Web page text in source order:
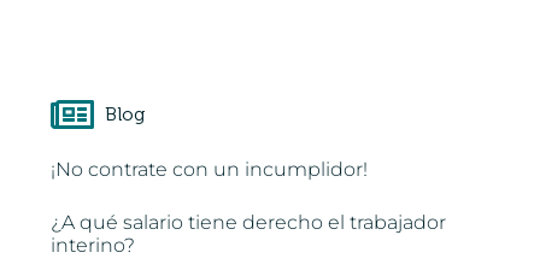
Blog
¡No contrate con un incumplidor!
¿A qué salario tiene derecho el trabajador
interino?